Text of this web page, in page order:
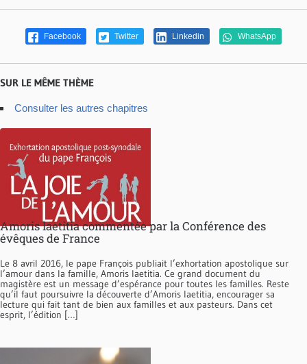
Facebook Twitter Linkedin WhatsApp
SUR LE MÊME THÈME
Consulter les autres chapitres
Amoris laetitia commentée par la Conférence des
évêques de France
Le 8 avril 2016, le pape François publiait l’exhortation apostolique sur
l’amour dans la famille, Amoris laetitia. Ce grand document du
magistère est un message d’espérance pour toutes les familles. Reste
qu’il faut poursuivre la découverte d’Amoris laetitia, encourager sa
lecture qui fait tant de bien aux familles et aux pasteurs. Dans cet
esprit, l’édition […]